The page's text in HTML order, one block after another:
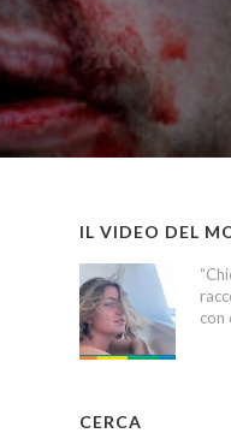
IL VIDEO DEL
con
CERCA